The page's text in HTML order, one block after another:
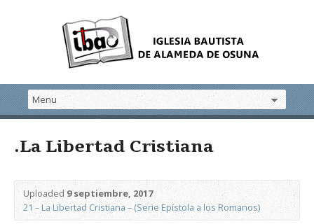
.La Libertad Cristiana
Uploaded9 septiembre, 2017
21 – La Libertad Cristiana – (Serie Epístola a los Romanos)